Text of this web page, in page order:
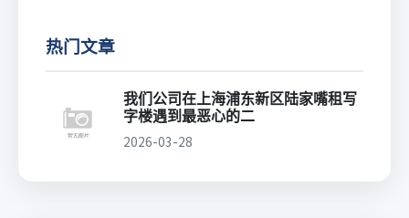
热门文章
我们公司在上海浦东新区陆家嘴租写
字楼遇到最恶心的二
2026-03-28